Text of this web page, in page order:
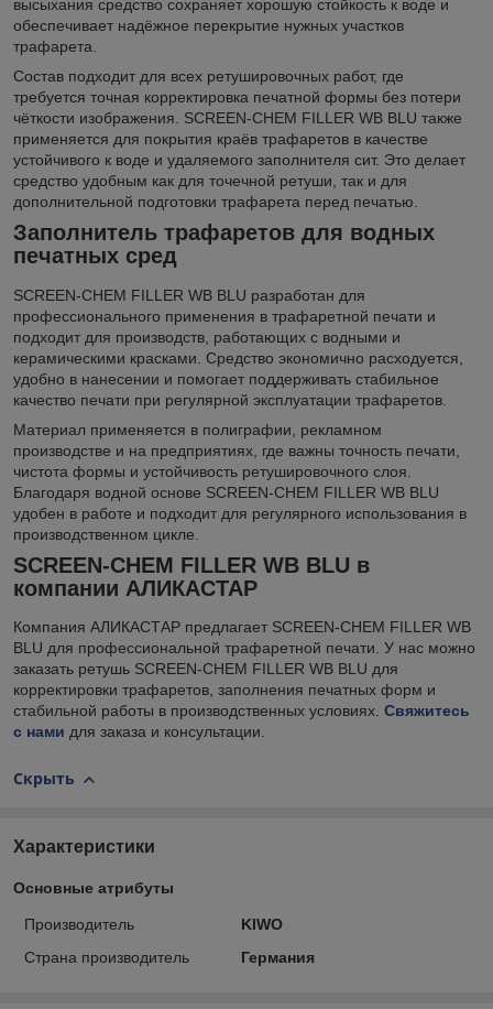
высыхания средство сохраняет хорошую стойкость к воде и
обеспечивает надёжное перекрытие нужных участков
трафарета.
Состав подходит для всех ретушировочных работ, где
требуется точная корректировка печатной формы без потери
чёткости изображения. SCREEN-CHEM FILLER WB BLU также
применяется для покрытия краёв трафаретов в качестве
устойчивого к воде и удаляемого заполнителя сит. Это делает
средство удобным как для точечной ретуши, так и для
дополнительной подготовки трафарета перед печатью.
Заполнитель трафаретов для водных
печатных сред
SCREEN-CHEM FILLER WB BLU разработан для
профессионального применения в трафаретной печати и
подходит для производств, работающих с водными и
керамическими красками. Средство экономично расходуется,
удобно в нанесении и помогает поддерживать стабильное
качество печати при регулярной эксплуатации трафаретов.
Материал применяется в полиграфии, рекламном
производстве и на предприятиях, где важны точность печати,
чистота формы и устойчивость ретушировочного слоя.
Благодаря водной основе SCREEN-CHEM FILLER WB BLU
удобен в работе и подходит для регулярного использования в
производственном цикле.
SCREEN-CHEM FILLER WB BLU в
компании АЛИКАСТАР
Компания АЛИКАСТАР предлагает SCREEN-CHEM FILLER WB
BLU для профессиональной трафаретной печати. У нас можно
заказать ретушь SCREEN-CHEM FILLER WB BLU для
корректировки трафаретов, заполнения печатных форм и
стабильной работы в производственных условиях. Свяжитесь
с нами для заказа и консультации.
Скрыть
Характеристики
Основные атрибуты
Производитель
KIWO
Страна производитель
Германия